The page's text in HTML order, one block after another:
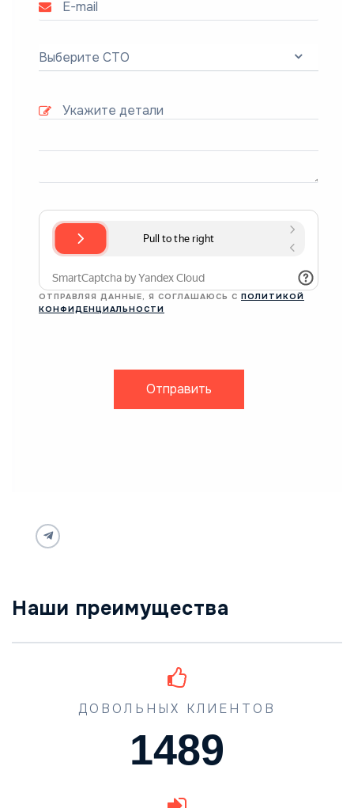
Выберите СТО
ОТПРАВЛЯЯ ДАННЫЕ, Я СОГЛАШАЮСЬ С ПОЛИТИКОЙ
КОНФИДЕНЦИАЛЬНОСТИ
Отправить
Наши преимущества
ДОВОЛЬНЫХ КЛИЕНТОВ
1489